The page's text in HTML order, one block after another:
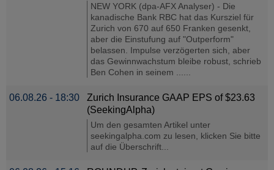
NEW YORK (dpa-AFX Analyser) - Die
kanadische Bank RBC hat das Kursziel für
Zurich von 670 auf 650 Franken gesenkt,
aber die Einstufung auf "Outperform"
belassen. Impulse verzögerten sich, aber
das Gewinnwachstum bleibe robust, schrieb
Ben Cohen in seinem ......
06.08.26 - 18:30
Zurich Insurance GAAP EPS of $23.63
(SeekingAlpha)
Um den gesamten Artikel unter
seekingalpha.com zu lesen, klicken Sie bitte
auf die Überschrift...